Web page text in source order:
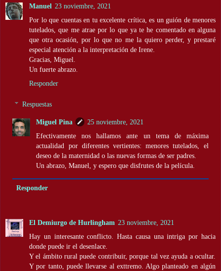
Manuel 23 noviembre, 2021
Por lo que cuentas en tu excelente crítica, es un guión de menores
tutelados, que me atrae por lo que ya te he comentado en alguna
que otra ocasión, por lo que no me la quiero perder, y prestaré
especial atención a la interpretación de Irene.
Gracias, Miguel.
Un fuerte abrazo.
Responder
Respuestas
Miguel Pina
25 noviembre, 2021
Efectivamente nos hallamos ante un tema de máxima
actualidad por diferentes vertientes: menores tutelados, el
deseo de la maternidad o las nuevas formas de ser padres.
Un abrazo, Manuel, y espero que disfrutes de la película.
Responder
El Demiurgo de Hurlingham 23 noviembre, 2021
Hay un interesante conflicto. Hasta causa una intriga por hacia
donde puede ir el desenlace.
Y el ámbito rural puede contribuir, porque tal vez ayuda a ocultar.
Y por tanto, puede llevarse al exttremo. Algo planteado en algún